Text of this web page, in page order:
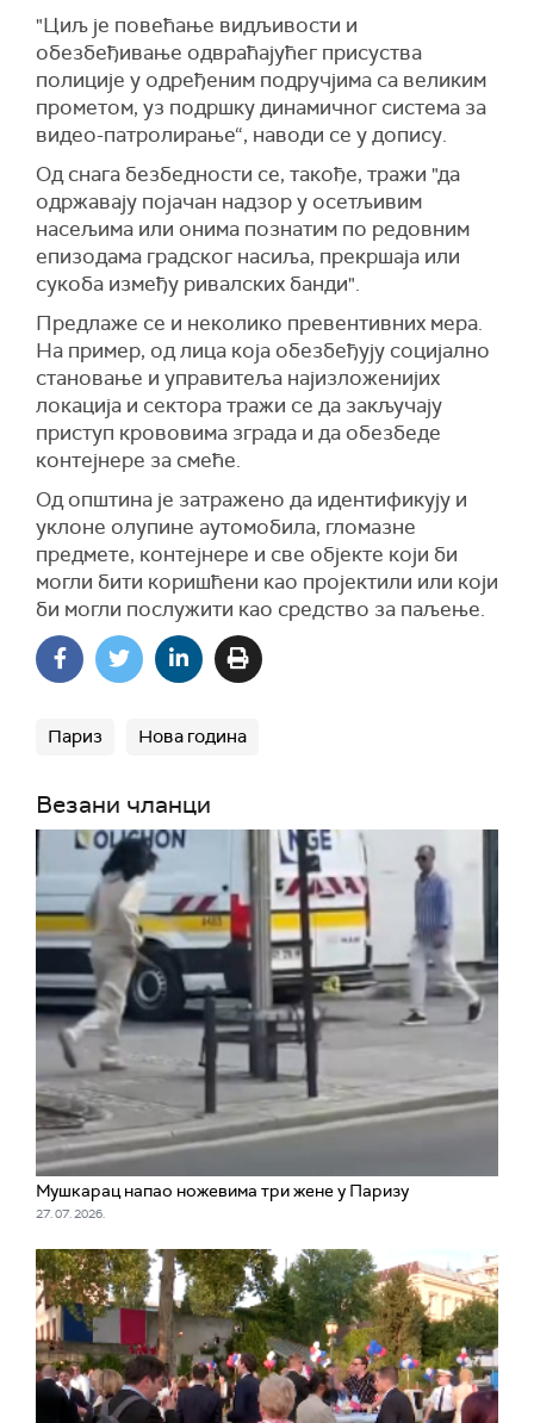
"Циљ је повећање видљивости и
обезбеђивање одвраћајућег присуства
полиције у одређеним подручјима са великим
прометом, уз подршку динамичног система за
видео-патролирање“, наводи се удопису.
Од снага безбедности се, такође, тражи "да
одржавају појачан надзор у осетљивим
насељима или онима познатим по редовним
епизодама градског насиља, прекршаја или
сукоба између ривалских банди".
Предлаже се и неколико превентивних мера.
На пример, од лица која обезбеђују социјално
становање и управитеља најизложенијих
локација и сектора тражи се да закључају
приступ крововима зграда и да обезбеде
контејнере за смеће.
Oд општина je затражено да идентификују и
уклоне олупине аутомобила, гломазне
предмете, контејнере и све објекте који би
могли бити коришћени као пројектили или који
би могли послужити као средство за паљење.
Париз Нова година
Везани чланци
Мушкарац напао ножевима три жене у Паризу
27. 07. 2026.